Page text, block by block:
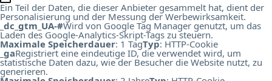
Ein Teil der Daten, die dieser Anbieter gesammelt hat, dient der
Personalisierung und der Messung der Werbewirksamkeit.
_dc_gtm_UA-#Wird von Google Tag Manager genutzt, um das
Laden des Google-Analytics-Skript-Tags zu steuern.
Maximale Speicherdauer: 1 TagTyp: HTTP-Cookie
_gaRegistriert eine eindeutige ID, die verwendet wird, um
statistische Daten dazu, wie der Besucher die Website nutzt, zu
generieren.